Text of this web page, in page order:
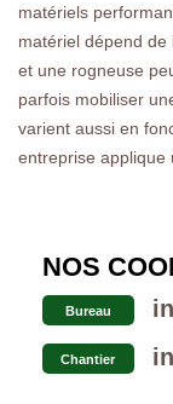
matériels
matériel dépend de
et une rogneuse
parfois mobiliser
varient aussi en
entreprise applique
NOS
Bureau
Chantier